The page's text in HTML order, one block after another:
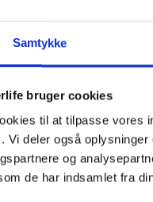
Samtykke
bruger cookies
til at tilpasse vores
Vi deler også
og
de har indsamlet fra